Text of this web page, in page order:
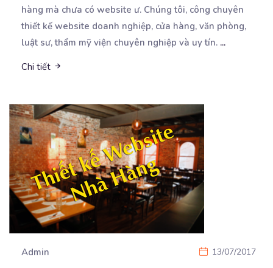
hàng mà chưa có website ư. Chúng tôi, công chuyên
thiết kế website doanh nghiệp, cửa hàng, văn phòng,
luật sư, thẩm mỹ viện chuyên nghiệp và uy tín. ...
Chi tiết
Admin 13/07/2017